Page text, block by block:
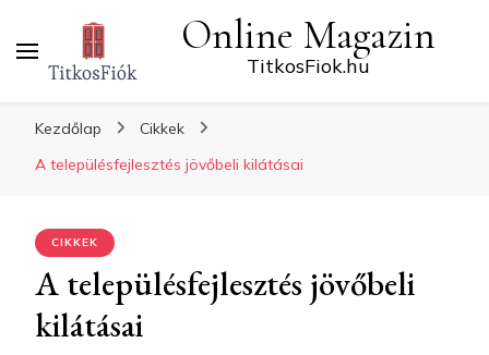
Online Magazin
TitkosFiok.hu
Kezdőlap
Cikkek
A településfejlesztés jövőbeli kilátásai
CIKKEK
A településfejlesztés jövőbeli
kilátásai